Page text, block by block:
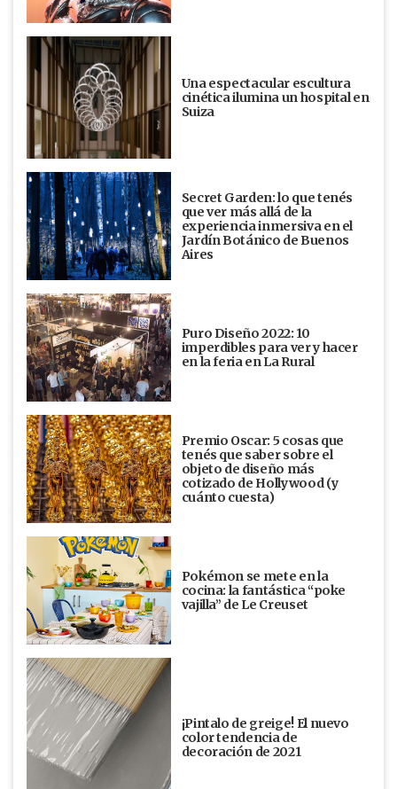
Una espectacular escultura
cinética ilumina un hospital en
Suiza
Secret Garden: lo que tenés
que ver más allá de la
experiencia inmersiva en el
Jardín Botánico de Buenos
Aires
Puro Diseño 2022: 10
imperdibles para ver y hacer
en la feria en La Rural
Premio Oscar: 5 cosas que
tenés que saber sobre el
objeto de diseño más
cotizado de Hollywood (y
cuánto cuesta)
Pokémon se mete en la
cocina: la fantástica “poke
vajilla” de Le Creuset
¡Pintalo de greige! El nuevo
color tendencia de
decoración de 2021